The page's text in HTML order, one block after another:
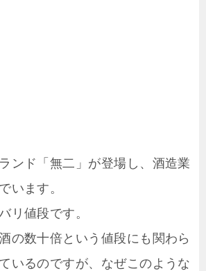
ンド「無二」が登場し、酒造業
います。
リ値段です。
の数十倍という値段にも関わら
いるのですが、なぜこのような